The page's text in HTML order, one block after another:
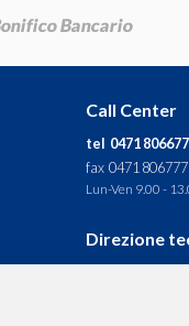
Call Center
tel 0471 806677
fax 0471 806777
Lun-Ven 9.00 -
Direzione